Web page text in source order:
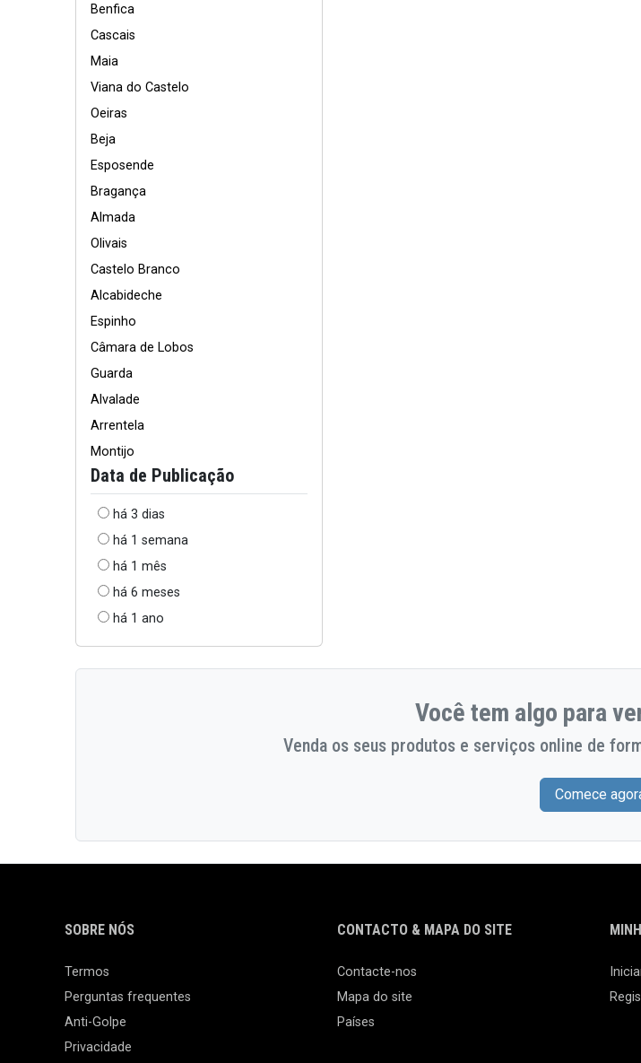
Benfica
Cascais
Maia
Viana do Castelo
Oeiras
Beja
Esposende
Bragança
Almada
Olivais
Castelo Branco
Alcabideche
Espinho
Câmara de Lobos
Guarda
Alvalade
Arrentela
Montijo
Data de Publicação
há 3 dias
há 1 semana
há 1 mês
há 6 meses
há 1 ano
Você tem algo para
Venda os seus produtos e serviços online de
Comece
SOBRE NÓS
Termos
Perguntas frequentes
Anti-Golpe
Privacidade
CONTACTO & MAPA DO SITE
Contacte-nos
Mapa do site
Países